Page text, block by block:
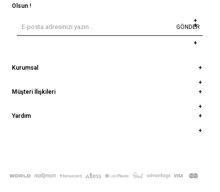
Olsun !
GÖNDER
Kurumsal
Müşteri İlişkileri
Yardım